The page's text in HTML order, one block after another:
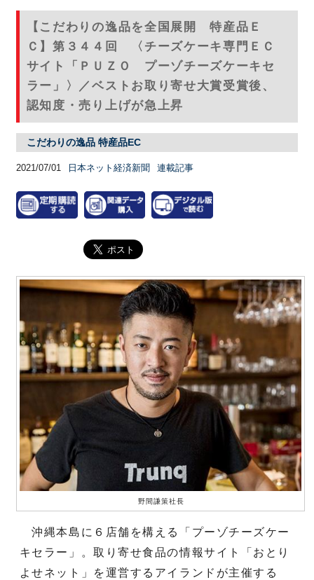
【こだわりの逸品を全国展開 特産品Ｅ
Ｃ】第３４４回 〈チーズケーキ専門ＥＣ
サイト「ＰＵＺＯ プーゾチーズケーキセ
ラー」〉／ベストお取り寄せ大賞受賞後、
認知度・売り上げが急上昇
こだわりの逸品 特産品EC
2021/07/01 日本ネット経済新聞 連載記事
野間謙策社長
沖縄本島に６店舗を構える「プーゾチーズケー
キセラー」。取り寄せ食品の情報サイト「おとり
よせネット」を運営するアイランドが主催する